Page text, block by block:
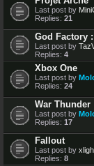
Last post by
Replies: 21
God Factory
Last post by
Replies: 4
Xbox One
Last post by
Replies: 24
War Thunder
Last post by
Replies: 17
Fallout
Last post by
Replies: 8